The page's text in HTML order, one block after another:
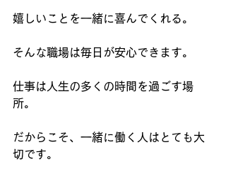
嬉しいことを一緒に喜んでくれる。
そんな職場は毎日が安心できます。
仕事は人生の多くの時間を過ごす場
所。
だからこそ、一緒に働く人はとても大
切です。